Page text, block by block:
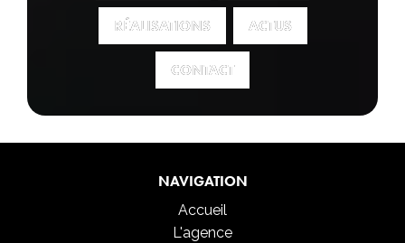
RÉALISATIONS
RÉALISATIONS ACTUS
ACTUS
CONTACT
CONTACT
NAVIGATION
Accueil
L'agence